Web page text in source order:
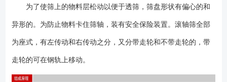
4、设备不局限以上型号，可以非标设计； 该系列产品通常在发货
托运至使用现场并按装配图将设备与基础固定，在设备启动前，应进行以
下检查： 1、检查机体及电动机地脚螺栓，各连接部分无松动；
2、筛面无杂物存在，并确认传动部分与固定部分不相互碰撞，不得有卡堵
查工作后，方可以进行空载试车； 5、接通电源应点动启动，正常后方
为了使筛上的物料层松动以便于透筛，筛盘形状有偏心的和
异形的。为防止物料卡住筛轴，装有安全保险装置。滚轴筛全部
为座式，有左传动和右传动之分，又分带走轮和不带走轮的，带
走轮的可在钢轨上移动。